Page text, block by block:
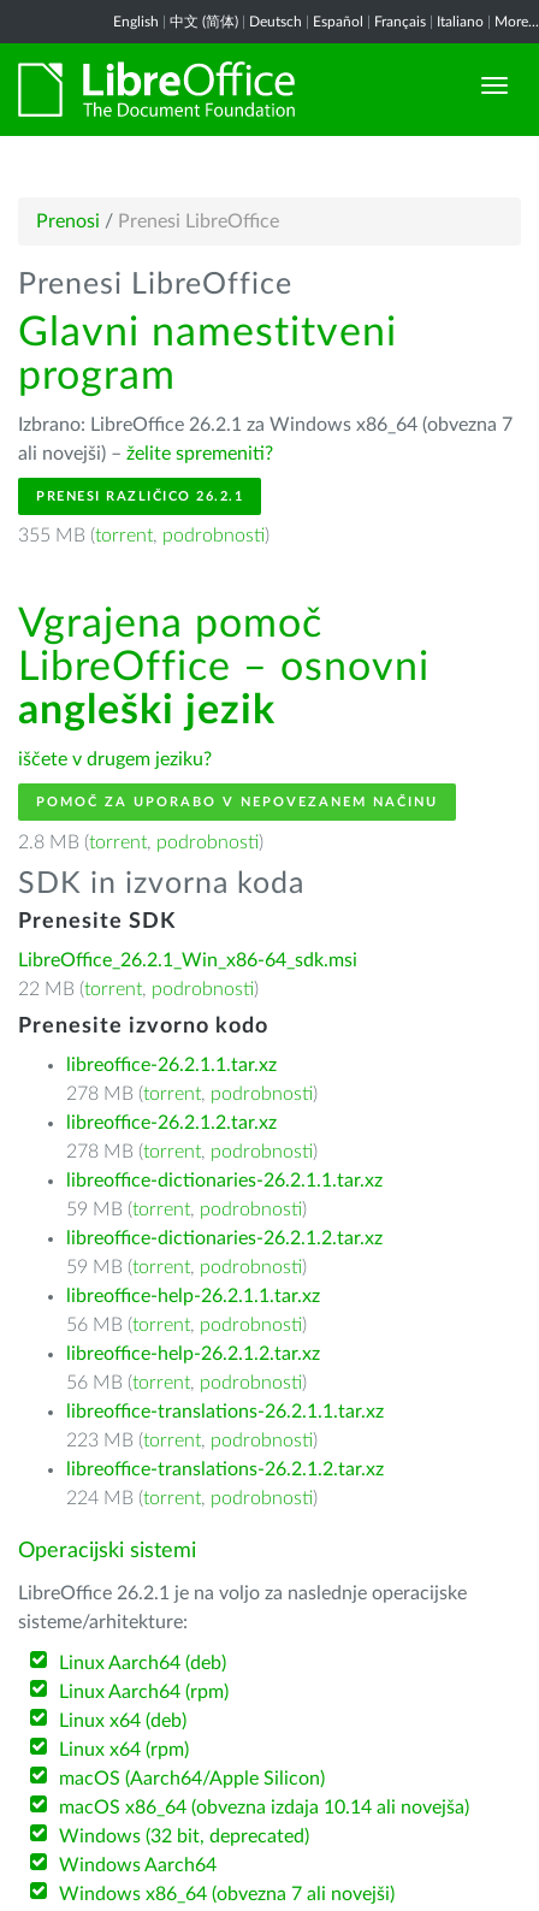
English 中文 (简体) Deutsch Español Français Italiano More...
Prenosi / Prenesi LibreOffice
Prenesi LibreOffice
Glavni namestitveni
program
Izbrano: LibreOffice 26.2.1 za Windows x86_64 (obvezna 7
ali novejši) – želite spremeniti?
PRENESI RAZLIČICO 26.2.1
355 MB (torrent, podrobnosti)
Vgrajena pomoč
LibreOffice – osnovni
angleški jezik
iščete v drugem jeziku?
POMOČ ZA UPORABO V NEPOVEZANEM NAČINU
2.8 MB (torrent, podrobnosti)
SDK in izvorna koda
Prenesite SDK
LibreOffice_26.2.1_Win_x86-64_sdk.msi
22 MB (torrent, podrobnosti)
Prenesite izvorno kodo
libreoffice-26.2.1.1.tar.xz
278 MB (torrent, podrobnosti)
libreoffice-26.2.1.2.tar.xz
278 MB (torrent, podrobnosti)
libreoffice-dictionaries-26.2.1.1.tar.xz
59 MB (torrent, podrobnosti)
libreoffice-dictionaries-26.2.1.2.tar.xz
59 MB (torrent, podrobnosti)
libreoffice-help-26.2.1.1.tar.xz
56 MB (torrent, podrobnosti)
libreoffice-help-26.2.1.2.tar.xz
56 MB (torrent, podrobnosti)
libreoffice-translations-26.2.1.1.tar.xz
223 MB (torrent, podrobnosti)
libreoffice-translations-26.2.1.2.tar.xz
224 MB (torrent, podrobnosti)
Operacijski sistemi
LibreOffice 26.2.1 je na voljo za naslednje operacijske
sisteme/arhitekture:
Linux Aarch64 (deb)
Linux Aarch64 (rpm)
Linux x64 (deb)
Linux x64 (rpm)
macOS (Aarch64/Apple Silicon)
macOS x86_64 (obvezna izdaja 10.14 ali novejša)
Windows (32 bit, deprecated)
Windows Aarch64
Windows x86_64 (obvezna 7 ali novejši)